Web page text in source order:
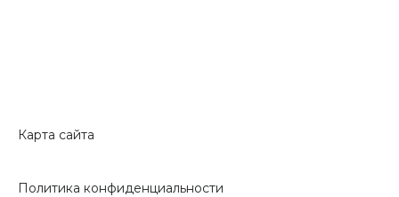
Карта сайта
Политика конфиденциальности